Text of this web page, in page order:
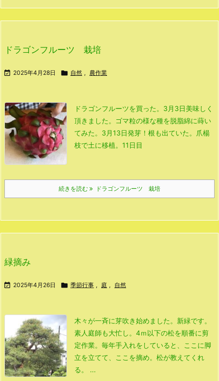
ドラゴンフルーツ 栽培
 2025年4月28日  自然 , 農作業
ドラゴンフルーツを買った。 3月3日美味しく
頂きました。
ゴマ粒の様な種を脱脂綿に蒔い
てみた。 3月13日発芽！ 根も出ていた。
爪楊
枝で土に移植。 11日目
続きを読む ドラゴンフルーツ 栽培
緑摘み
 2025年4月26日  季節行事 , 庭 , 自然
木々が一斉に芽吹き始めました。 新緑です。
素人庭師も大忙し。 4ｍ以下の松を順番に剪
定作業。 毎年手入れをしていると、
ここに脚
立を立てて、ここを摘め。 松が教えてくれ
る。 ...